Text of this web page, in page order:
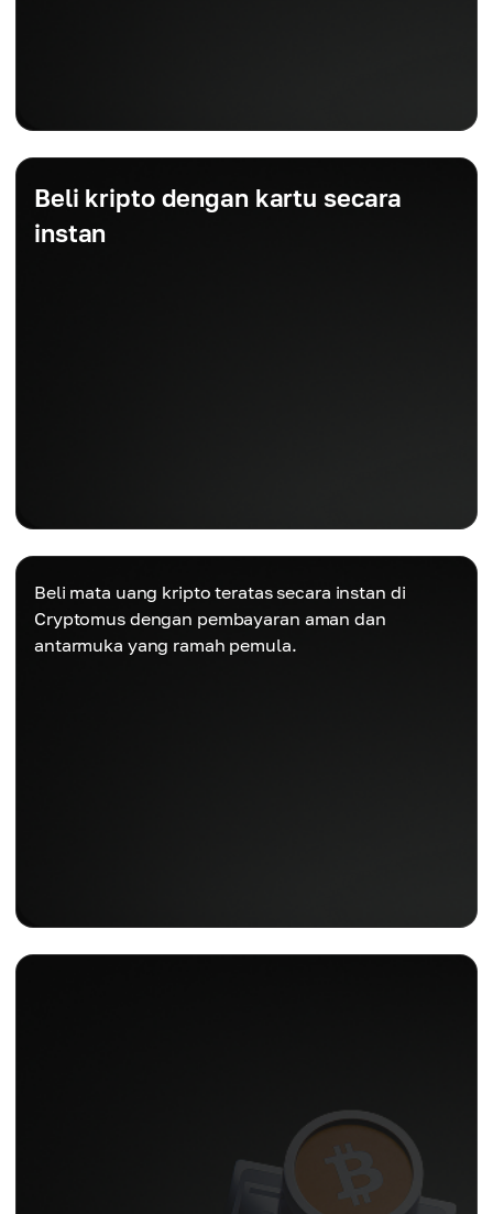
Beli kripto dengan kartu secara
instan
Beli mata uang kripto teratas secara instan di
Cryptomus dengan pembayaran aman dan
antarmuka yang ramah pemula.